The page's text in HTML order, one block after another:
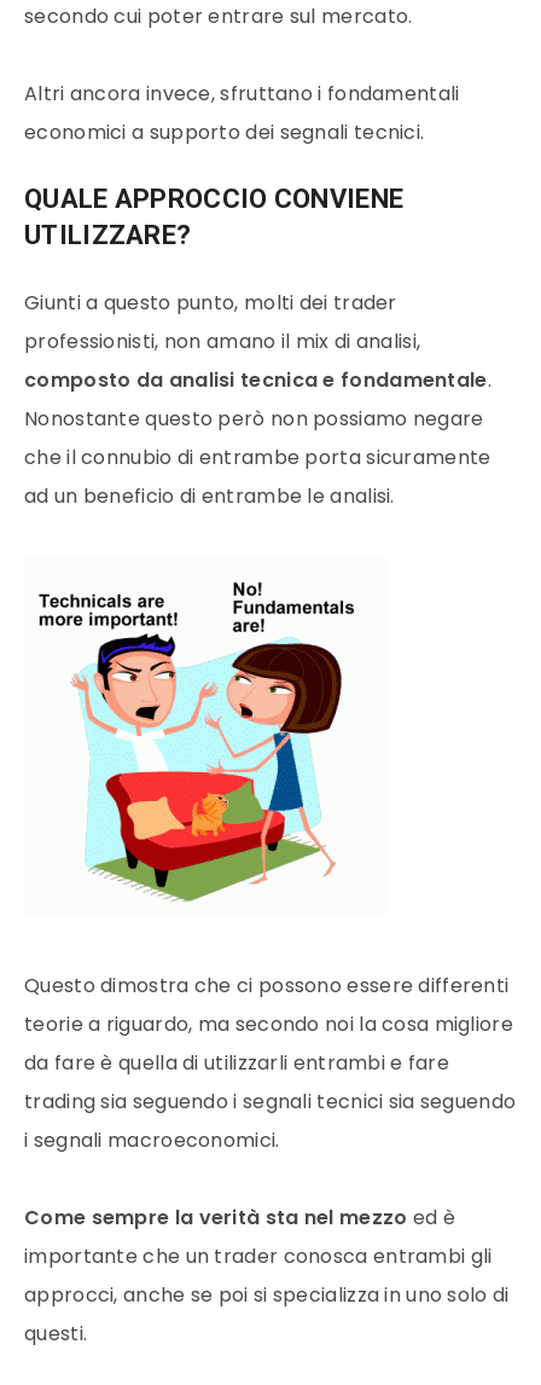
secondo cui poter entrare sul mercato.
Altri ancora invece, sfruttano i fondamentali
economici a supporto dei segnali tecnici.
QUALE APPROCCIO CONVIENE
UTILIZZARE?
Giunti a questo punto, molti dei trader
professionisti, non amano il mix di analisi,
composto da analisi tecnica e fondamentale.
Nonostante questo però non possiamo negare
che il connubio di entrambe porta sicuramente
ad un beneficio di entrambe le analisi.
Questo dimostra che ci possono essere differenti
teorie a riguardo, ma secondo noi la cosa migliore
da fare è quella di utilizzarli entrambi e fare
trading sia seguendo i segnali tecnici sia seguendo
i segnali macroeconomici.
Come sempre la verità sta nel mezzo ed è
importante che un trader conosca entrambi gli
approcci, anche se poi si specializza in uno solo di
questi.